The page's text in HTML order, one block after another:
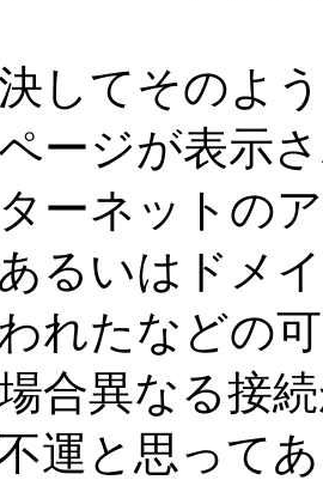
してそのよ
ージが表示
ーネットの
るいはドメ
れたなどの
合異なる接
運と思って